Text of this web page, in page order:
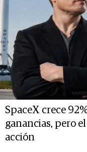
SpaceX crece
ganancias, pero
acción